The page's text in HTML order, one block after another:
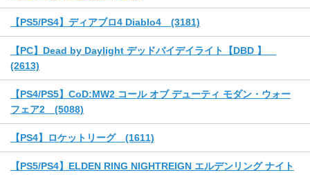
【PS5/PS4】ディアブロ4 Diablo4 (3181)
【PC】Dead by Daylight デッドバイデイライト【DBD 】
(2613)
【PS4/PS5】CoD:MW2 コール オブ デューティ モダン・ウォー
フェア2 (5088)
【PS4】ロケットリーグ (1611)
【PS5/PS4】ELDEN RING NIGHTREIGN エルデンリング ナイト